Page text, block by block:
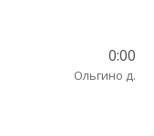
0:00
Ольгино д.